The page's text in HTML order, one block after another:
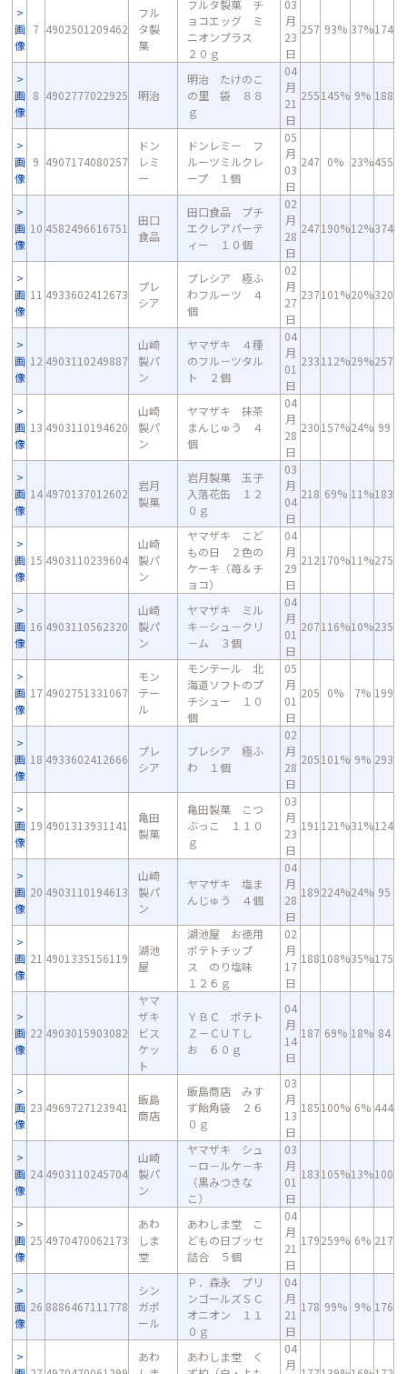
画
像
7 4902501209462
フル
タ製
菓
フルタ製菓 チ
ョコエッグ ミ
ニオンプラス
２０ｇ
03
月
23
日
257 93% 37%174
画
像
8 4902777022925 明治
明治 たけのこ
の里 袋 ８８
ｇ
04
月
21
日
255145% 9% 188
画
像
9 4907174080257
ドン
レミ
ー
ドンレミー フ
ルーツミルクレ
ープ １個
05
月
03
日
247 0% 23%455
画
像
10 4582496616751
田口
食品
田口食品 プチ
エクレアパーテ
ィー １０個
02
月
28
日
247190%12%374
画
像
11 4933602412673
プレ
シア
プレシア 極ふ
わフルーツ ４
個
02
月
27
日
237101%20%320
画
像
12 4903110249887
山崎
製パ
ン
ヤマザキ ４種
のフル－ツタル
ト ２個
04
月
01
日
233112%29%257
画
像
13 4903110194620
山崎
製パ
ン
ヤマザキ 抹茶
まんじゅう ４
個
04
月
28
日
230157%24% 99
画
像
14 4970137012602
岩月
製菓
岩月製菓 玉子
入落花缶 １２
０ｇ
03
月
04
日
218 69% 11%183
画
像
15 4903110239604
山崎
製パ
ン
ヤマザキ こど
もの日 ２色の
ケーキ（苺＆チ
ョコ）
04
月
29
日
212170%11%275
画
像
16 4903110562320
山崎
製パ
ン
ヤマザキ ミル
キ－シュ－クリ
－ム ３個
04
月
01
日
207116%10%235
画
像
17 4902751331067
モン
テー
ル
モンテール 北
海道ソフトのプ
チシュー １０
個
05
月
01
日
205 0% 7% 199
画
像
18 4933602412666
プレ
シア
プレシア 極ふ
わ １個
02
月
28
日
205101% 9% 293
画
像
19 4901313931141
亀田
製菓
亀田製菓 こつ
ぶっこ １１０
ｇ
03
月
23
日
191 121%31%124
画
像
20 4903110194613
山崎
製パ
ン
ヤマザキ 塩ま
んじゅう ４個
04
月
28
日
189224%24% 95
画
像
21 4901335156119
湖池
屋
湖池屋 お徳用
ポテトチップ
ス のり塩味
１２６ｇ
02
月
17
日
188108%35%175
画
像
22 4903015903082
ヤマ
ザキ
ビス
ケッ
ト
ＹＢＣ ポテト
Ｚ－ＣＵＴし
お ６０ｇ
04
月
14
日
187 69% 18% 84
画
像
23 4969727123941
飯島
商店
飯島商店 みす
ず飴角袋 ２６
０ｇ
03
月
13
日
185100% 6% 444
画
像
24 4903110245704
山崎
製パ
ン
ヤマザキ シュ
－ロ－ルケ－キ
（黒みつきな
こ）
03
月
01
日
183105%13%100
画
像
25 4970470062173
あわ
しま
堂
あわしま堂 こ
どもの日ブッセ
詰合 ５個
04
月
21
日
179259% 6% 217
画
像
26 8886467111778
シン
ガポ
ール
Ｐ．森永 プリ
ンゴールズＳＣ
オニオン １１
０ｇ
04
月
21
日
178 99% 9% 176
あわ
あわしま堂 く
04
月